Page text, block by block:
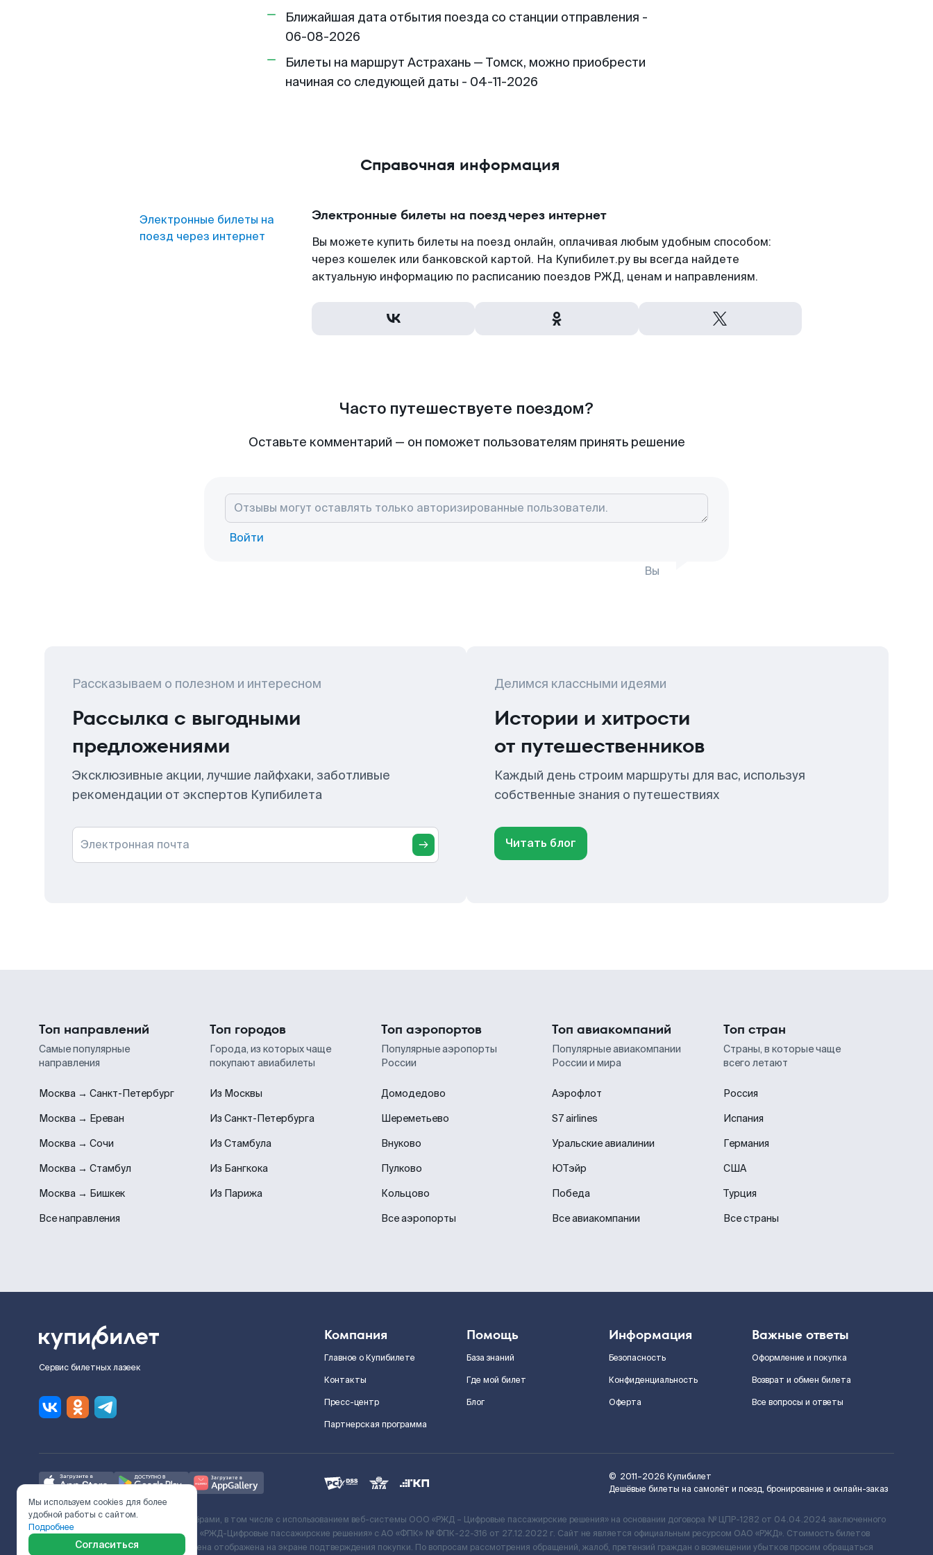
Ближайшая дата отбытия поезда со станции отправления -
06-08-2026
Билеты на маршрут Астрахань — Томск, можно приобрести
начиная со следующей даты - 04-11-2026
Справочная информация
Электронные билеты на
поезд через интернет
Электронные билеты на поезд через интернет
Вы можете купить билеты на поезд онлайн, оплачивая любым удобным способом:
через кошелек или банковской картой. На Купибилет.ру вы всегда найдете
актуальную информацию по расписанию поездов РЖД, ценам и направлениям.
Часто путешествуете поездом?
Оставьте комментарий — он поможет пользователям принять решение
Войти
Вы
Рассказываем о полезном и интересном
Рассылка с выгодными
предложениями
Эксклюзивные акции, лучшие лайфхаки, заботливые
рекомендации от экспертов Купибилета
Электронная почта
Делимся классными идеями
Истории и хитрости
от путешественников
Каждый день строим маршруты для вас, используя
собственные знания о путешествиях
Читать блог
Топ направлений
Самые популярные
направления
Москва → Санкт-Петербург
Москва → Ереван
Москва → Сочи
Москва → Стамбул
Москва → Бишкек
Все направления
Топ городов
Города, из которых чаще
покупают авиабилеты
Из Москвы
Из Санкт-Петербурга
Из Стамбула
Из Бангкока
Из Парижа
Топ аэропортов
Популярные аэропорты
России
Домодедово
Шереметьево
Внуково
Пулково
Кольцово
Все аэропорты
Топ авиакомпаний
Популярные авиакомпании
России и мира
Аэрофлот
S7 airlines
Уральские авиалинии
ЮТэйр
Победа
Все авиакомпании
Топ стран
Страны, в которые чаще
всего летают
Россия
Испания
Германия
США
Турция
Все страны
Сервис билетных лазеек
Компания
Главное о Купибилете
Контакты
Пресс-центр
Партнерская программа
Помощь
База знаний
Где мой билет
Блог
Информация
Безопасность
Конфиденциальность
Оферта
Важные ответы
Оформление и покупка
Возврат и обмен билета
Все вопросы и ответы
© 2011–2026 Купибилет
Дешёвые билеты на самолёт и поезд, бронирование и онлайн-заказ
Ж/Д билеты предоставляются партнёрами, в том числе с использованием веб-системы ООО «РЖД – Цифровые пассажирские решения» на основании договора № ЦПР-1282 от 04.04.2024 заключенного
с Поставщиком услуг и Договора ООО «РЖД-Цифровые пассажирские решения» c АО «ФПК» № ФПК-22-316 от 27.12.2022 г. Сайт не является официальным ресурсом ОАО «РЖД». Стоимость билетов
включает сервисный сбор. Итоговая цена отображена на экране подтверждения покупки. По вопросам рассмотрения обращений, жалоб, претензий граждан о возмещении убытков просим обращаться
Мы используем cookies для более
удобной работы с сайтом.
Подробнее
Согласиться